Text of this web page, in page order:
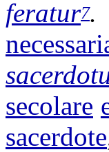
feratur7.
secolare
sacerdote